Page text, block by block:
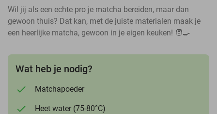
Wil jij als een echte pro je matcha bereiden, maar dan
gewoon thuis? Dat kan, met de juiste materialen maak je
een heerlijke matcha, gewoon in je eigen keuken! 🧑🍳
Wat heb je nodig?
Matchapoeder
Heet water (75-80°C)